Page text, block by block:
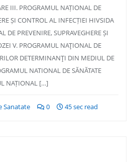
III. PROGRAMUL NAȚIONAL DE
ȘI CONTROL AL INFECȚIEI HIVSIDA
DE PREVENIRE, SUPRAVEGHERE ȘI
V. PROGRAMUL NAŢIONAL DE
DETERMINANŢI DIN MEDIUL DE
NATIONAL DE SĂNĂTATE
NAȚIONAL […]
Sanatate 0 45 sec read